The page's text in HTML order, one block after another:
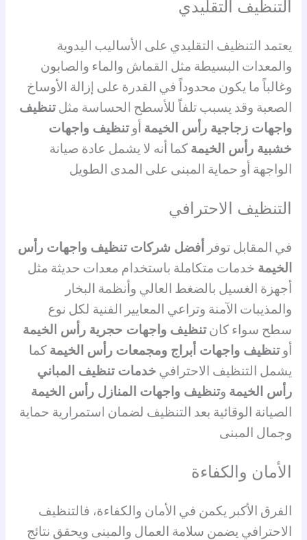
التنظيف التقليدي
يعتمد التنظيف التقليدي على الأساليب اليدوية
والمعدات البسيطة مثل القماش والماء والصابون
وغالباً ما يكون محدوداً في القدرة على إزالة الأوساخ
الصعبة وقد يسبب تلفاً للأسطح الحساسة مثلتنظيف
واجهات زجاجية رأس الخيمة أوتنظيف واجهات
خشبية رأس الخيمة كما أنه لا يشمل عادة صيانة
الواجهة أو حماية المبنى على المدى الطويل
التنظيف الاحترافي
في المقابل توفر
أفضل شركات تنظيف واجهات رأس
الخيمة خدمات متكاملة باستخدام معدات حديثة مثل
أجهزة الغسيل بالضغط العالي وأنظمة البخار
والمذيبات الآمنة وتراعي المعايير الفنية لكل نوع
سطح سواء كانتنظيف واجهات حجرية رأس الخيمة
أوتنظيف واجهات أبراج ومجمعات رأس الخيمة كما
يشمل التنظيف الاحترافي خدمات تنظيف المباني
رأس الخيمة وتنظيف واجهات المنازل رأس الخيمة
الصيانة الوقائية بعد التنظيف لضمان استمرارية حماية
وجمال المبنى
الأمان والكفاءة
الفرق الأكبر يكمن في الأمان والكفاءة، فالتنظيف
الاحترافي يضمن سلامة العمال والمبنى ويحقق نتائج